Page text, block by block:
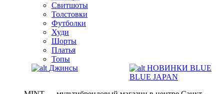
Свитшоты
Толстовки
Футболки
Худи
Шорты
Платья
Топы
Джинсы
НОВИНКИ BLUE
BLUE JAPAN